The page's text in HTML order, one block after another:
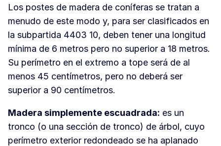
Los postes de madera de coníferas se tratan a
menudo de este modo y, para ser clasificados en
la subpartida 4403 10, deben tener una longitud
mínima de 6 metros pero no superior a 18 metros.
Su perímetro en el extremo a tope será de al
menos 45 centímetros, pero no deberá ser
superior a 90 centímetros.
Madera simplemente escuadrada: es un
tronco (o una sección de tronco) de árbol, cuyo
perímetro exterior redondeado se ha aplanado